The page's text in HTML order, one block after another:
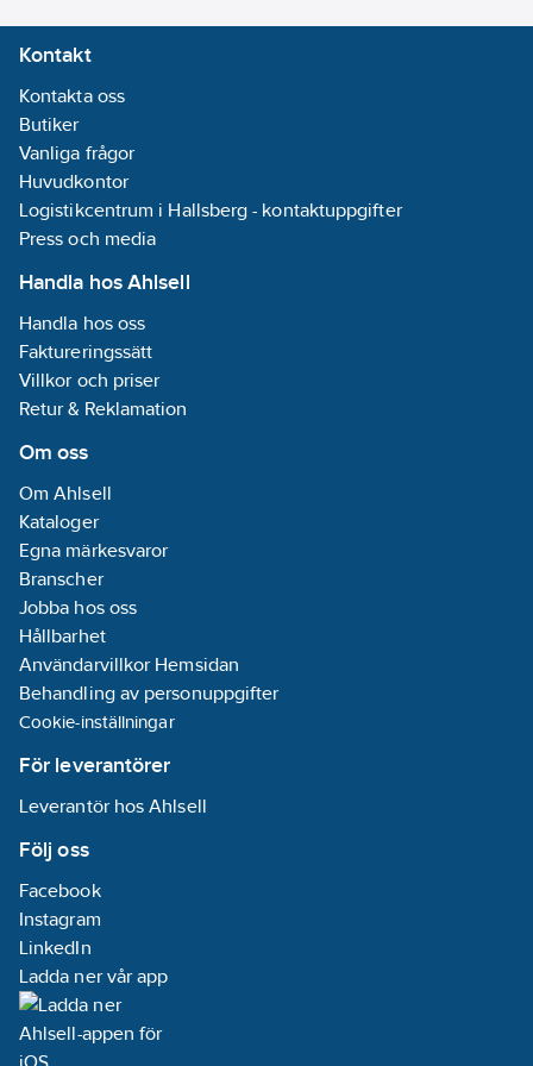
Kontakt
Kontakta oss
Butiker
Vanliga frågor
Huvudkontor
Logistikcentrum i Hallsberg - kontaktuppgifter
Press och media
Handla hos Ahlsell
Handla hos oss
Faktureringssätt
Villkor och priser
Retur & Reklamation
Om oss
Om Ahlsell
Kataloger
Egna märkesvaror
Branscher
Jobba hos oss
Hållbarhet
Användarvillkor Hemsidan
Behandling av personuppgifter
Cookie-inställningar
För leverantörer
Leverantör hos Ahlsell
Följ oss
Facebook
Instagram
LinkedIn
Ladda ner vår app